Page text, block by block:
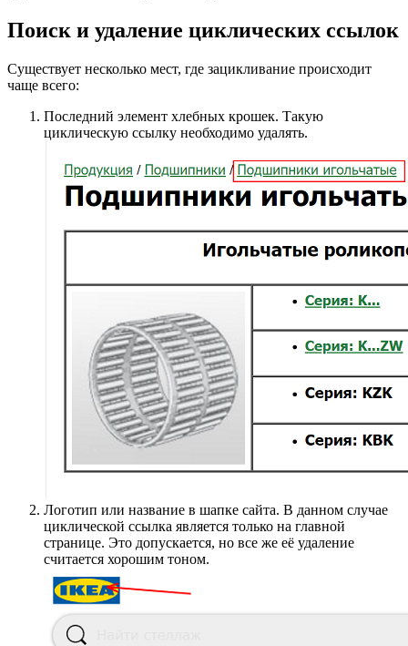
Поиск и удаление циклических ссылок
Существует несколько мест, где зацикливание происходит
чаще всего:
Последний элемент хлебных крошек. Такую
циклическую ссылку необходимо удалять.
Логотип или название в шапке сайта. В данном случае
циклической ссылка является только на главной
странице. Это допускается, но все же её удаление
считается хорошим тоном.